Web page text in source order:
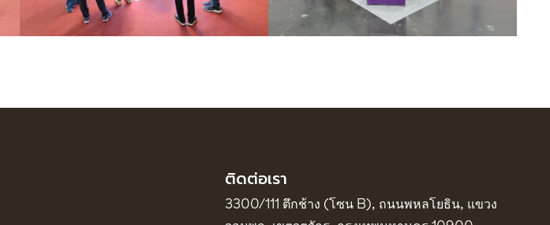
ติดต่อเรา
3300/111 ตึกช้าง (โซน B), ถนนพหลโยธิน, แขวง